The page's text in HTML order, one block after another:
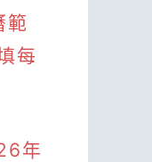
每
年